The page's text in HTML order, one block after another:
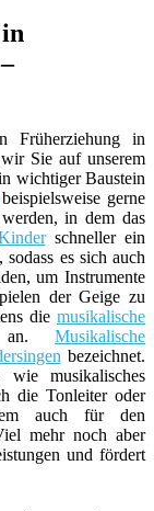
Früherziehung in
Sie auf unserem
wichtiger Baustein
beispielsweise gerne
in dem das
schneller ein
es sich auch
um Instrumente
der Geige zu
die musikalische
an. Musikalische
bezeichnet.
musikalisches
die Tonleiter oder
auch für den
mehr noch aber
und fördert